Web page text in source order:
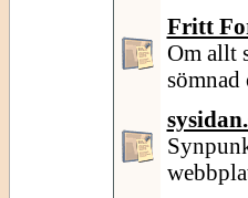
Fritt
Om allt
sömnad